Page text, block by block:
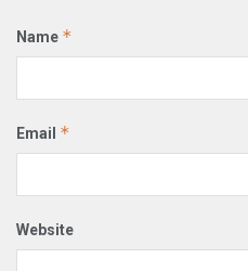
Name *
Email *
Website